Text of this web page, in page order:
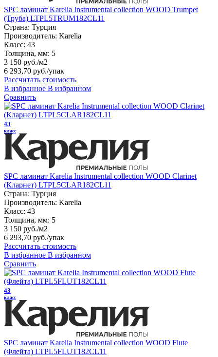
SPC ламинат Karelia Instrumental collection WOOD Trumpet
(Труба) LTPL5TRUM182CL11
Страна: Турция
Производитель: Karelia
Класс: 43
Толщина, мм: 5
3 150 руб./м2
6 293,70 руб./упак
Рассчитать стоимость
В избранное В избранном
Сравнить
43
класс
SPC ламинат Karelia Instrumental collection WOOD Сlarinet
(Кларнет) LTPL5CLAR182CL11
Страна: Турция
Производитель: Karelia
Класс: 43
Толщина, мм: 5
3 150 руб./м2
6 293,70 руб./упак
Рассчитать стоимость
В избранное В избранном
Сравнить
43
класс
SPC ламинат Karelia Instrumental collection WOOD Flute
(Флейта) LTPL5FLUT182CL11